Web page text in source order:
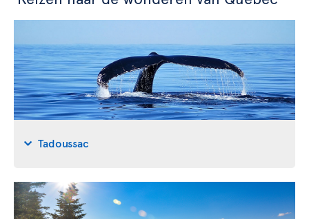
Tadoussac